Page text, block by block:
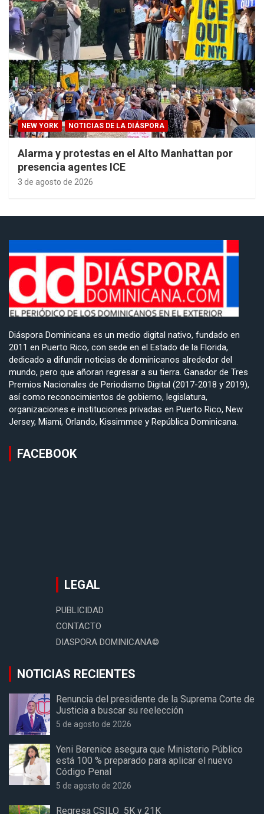
NEW YORK NOTICIAS DE LA DIÁSPORA
Alarma y protestas en el Alto Manhattan por
presencia agentes ICE
3 de agosto de 2026
Diáspora Dominicana es un medio digital nativo, fundado en
2011 en Puerto Rico, con sede en el Estado de la Florida,
dedicado a difundir noticias de dominicanos alrededor del
mundo, pero que añoran regresar a su tierra. Ganador de Tres
Premios Nacionales de Periodismo Digital (2017-2018 y 2019),
así como reconocimientos de gobierno, legislatura,
organizaciones e instituciones privadas en Puerto Rico, New
Jersey, Miami, Orlando, Kissimmee y República Dominicana.
FACEBOOK
LEGAL
PUBLICIDAD
CONTACTO
DIASPORA DOMINICANA©
NOTICIAS RECIENTES
Renuncia del presidente de la Suprema Corte de
Justicia a buscar su reelección
5 de agosto de 2026
Yeni Berenice asegura que Ministerio Público
está 100 % preparado para aplicar el nuevo
Código Penal
5 de agosto de 2026
Regresa CSILO 5K y 21K